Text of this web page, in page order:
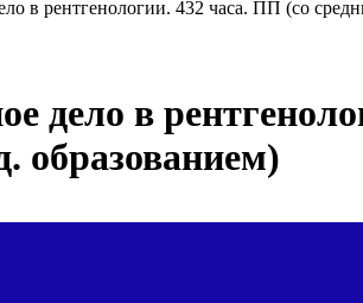
в рентгенологии. 432 часа. ПП (со
дело в
образованием)